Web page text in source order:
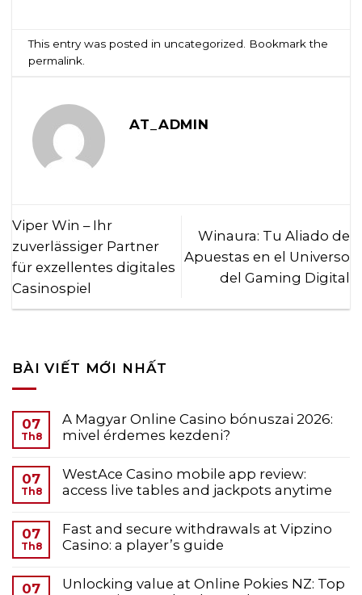
This entry was posted in uncategorized . Bookmark the
permalink
AT_ADMIN
Viper Win – Ihr
zuverlässiger Partner
für exzellentes digitales
Casinospiel
Winaura: Tu Aliado de
Apuestas en el Universo
del Gaming Digital
BÀI VIẾT MỚI NHẤT
07
Th8
A Magyar Online Casino bónuszai 2026:
mivel érdemes kezdeni?
07
Th8
WestAce Casino mobile app review:
access live tables and jackpots anytime
07
Th8
Fast and secure withdrawals at Vipzino
Casino: a player’s guide
07
Unlocking value at Online Pokies NZ: Top